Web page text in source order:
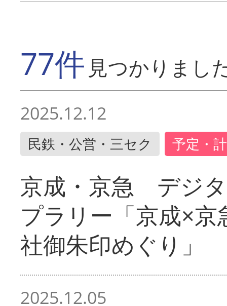
77件 見つかりまし
2025.12.12
民鉄・公営・三セク 予定・
京成・京急 デジ
プラリー「京成×
社御朱印めぐり」
2025.12.05